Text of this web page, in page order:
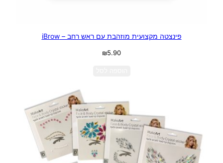
פינצטה מקצועית מוזהבת עם ראש רחב – iBrow
₪5.90